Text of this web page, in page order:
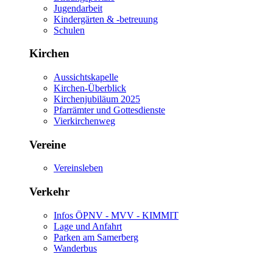
Jugendarbeit
Kindergärten & -betreuung
Schulen
Kirchen
Aussichtskapelle
Kirchen-Überblick
Kirchenjubiläum 2025
Pfarrämter und Gottesdienste
Vierkirchenweg
Vereine
Vereinsleben
Verkehr
Infos ÖPNV - MVV - KIMMIT
Lage und Anfahrt
Parken am Samerberg
Wanderbus